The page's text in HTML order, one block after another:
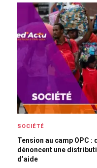
SOCIÉTÉ
Tension au camp OPC :
dénoncent une
d’aide